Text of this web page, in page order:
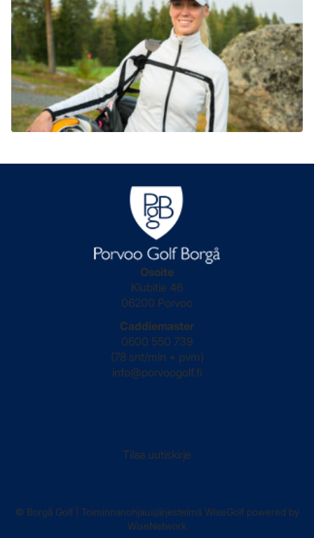
Osoite
Klubitie 46
06200 Porvoo
Caddiemaster
0600 550 739
(78 snt/min + pvm)
info@porvoogolf.fi
Tilaa uutiskirje
© Borgå Golf| Toiminnanohjausjärjestelmä WiseGolfpowered by
WiseNetwork